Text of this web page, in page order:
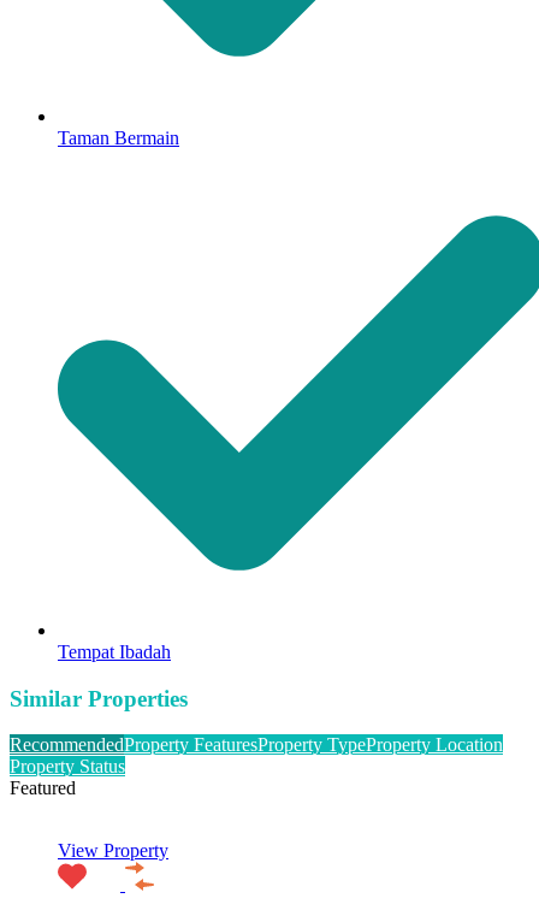
Taman Bermain
Tempat Ibadah
Similar Properties
RecommendedProperty FeaturesProperty TypeProperty Location
Property Status
Featured
View Property